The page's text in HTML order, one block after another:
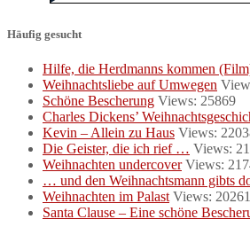
Häufig gesucht
Hilfe, die Herdmanns kommen
Weihnachtsliebe auf Umwegen
Schöne Bescherung Views: 25869
Charles Dickens’
Kevin – Allein zu Haus Views:
Die Geister, die ich rief … Views:
Weihnachten undercover Views:
… und den Weihnachtsmann gibts
Weihnachten im Palast Views: 20261
Santa Clause – Eine schöne